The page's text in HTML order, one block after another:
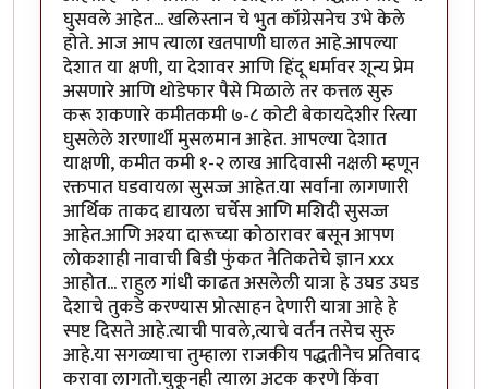
घुसवले आहेत... खलिस्तान चे भुत कॉंग्रेसनेच उभे केले
होते. आज आप त्याला खतपाणी घालत आहे.आपल्या
देशात या क्षणी, या देशावर आणि हिंदू धर्मावर शून्य प्रेम
असणारे आणि थोडेफार पैसे मिळाले तर कत्तल सुरु
करू शकणारे कमीतकमी ७-८ कोटी बेकायदेशीर रित्या
घुसलेले शरणार्थी मुसलमान आहेत. आपल्या देशात
याक्षणी, कमीत कमी १-२ लाख आदिवासी नक्षली म्हणून
रक्तपात घडवायला सुसज्ज आहेत.या सर्वांना लागणारी
आर्थिक ताकद द्यायला चर्चेस आणि मशिदी सुसज्ज
आहेत.आणि अश्या दारूच्या कोठारावर बसून आपण
लोकशाही नावाची बिडी फुंकत नैतिकतेचे ज्ञान xxx
आहोत... राहुल गांधी काढत असलेली यात्रा हे उघड उघड
देशाचे तुकडे करण्यास प्रोत्साहन देणारी यात्रा आहे हे
स्पष्ट दिसते आहे.त्याची पावले,त्याचे वर्तन तसेच सुरु
आहे.या सगळ्याचा तुम्हाला राजकीय पद्धतीनेच प्रतिवाद
करावा लागतो.चुकूनही त्याला अटक करणे किंवा